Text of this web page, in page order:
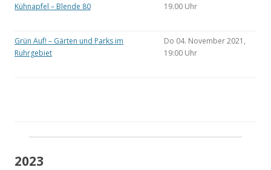
Kühnapfel – Blende 80
19.00 Uhr
Grün Auf! – Gärten und Parks im
Ruhrgebiet
Do 04. November 2021,
19:00 Uhr
2023